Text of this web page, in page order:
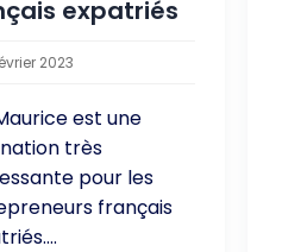
expatriés
2023
est une
très
pour les
français